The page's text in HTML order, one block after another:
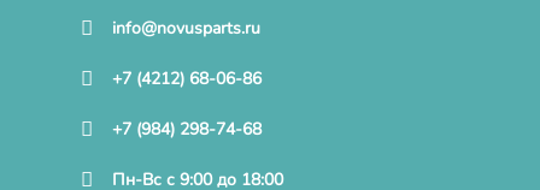
info@novusparts.ru
+7 (4212) 68-06-86
+7 (984) 298-74-68
Пн-Вс с 9:00 до 18:00